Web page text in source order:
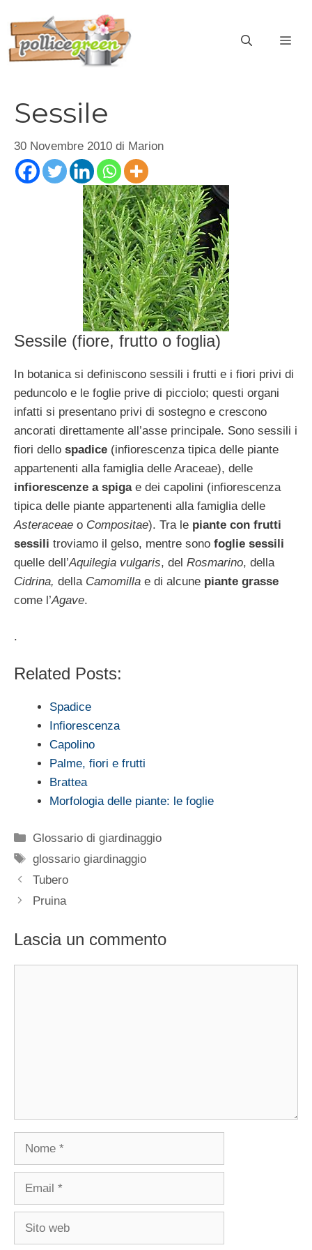
contenuto
Sessile
30 Novembre 2010 di Marion
Sessile (fiore, frutto o foglia)
In botanica si definiscono sessili i frutti e i fiori privi di
peduncolo e le foglie prive di picciolo; questi organi
infatti si presentano privi di sostegno e crescono
ancorati direttamente all’asse principale. Sono sessili i
fiori dello spadice (infiorescenza tipica delle piante
appartenenti alla famiglia delle Araceae), delle
infiorescenze a spigae dei capolini (infiorescenza
tipica delle piante appartenenti alla famiglia delle
Asteraceae o Compositae). Tra le piante con frutti
sessili troviamo il gelso, mentre sono foglie sessili
quelle dell’Aquilegia vulgaris, del Rosmarino, della
Cidrina, della Camomilla e di alcune piante grasse
come l’Agave.
.
Related Posts:
Spadice
Infiorescenza
Capolino
Palme, fiori e frutti
Brattea
Morfologia delle piante: le foglie
Categorie
Glossario di giardinaggio
Tag
glossario giardinaggio
Tubero
Pruina
Lascia un commento